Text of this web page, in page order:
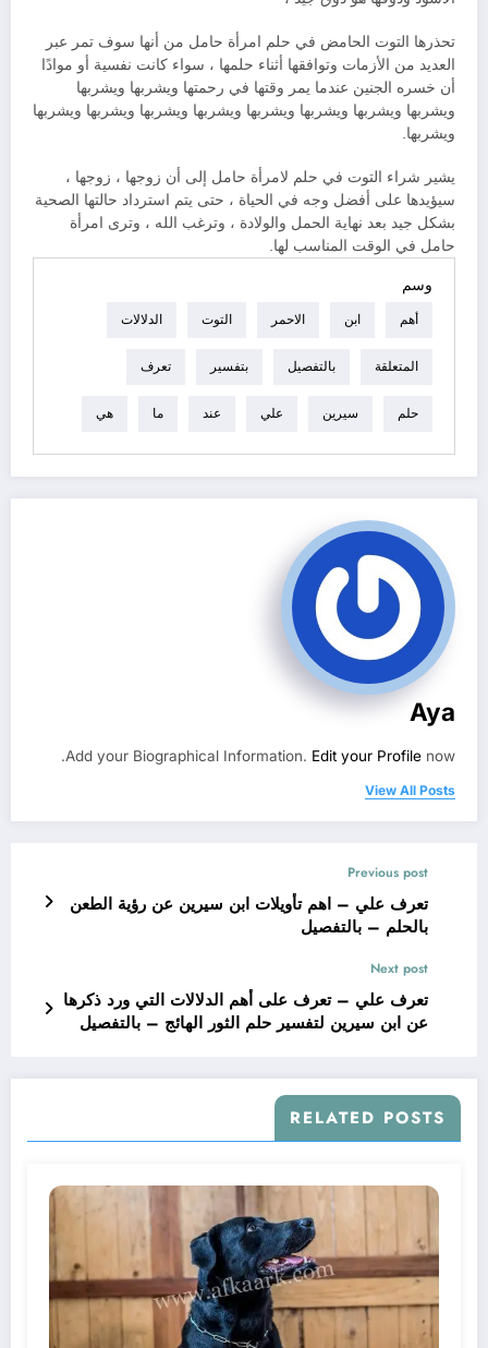
تحذرها التوت الحامض في حلم امرأة حامل من أنها سوف تمر عبر
العديد من الأزمات وتوافقها أثناء حلمها ، سواء كانت نفسية أو موادًا
أن خسره الجنين عندما يمر وقتها في رحمتها ويشربها ويشربها
ويشربها ويشربها ويشربها ويشربها ويشربها ويشربها ويشربها ويشربها
ويشربها.
يشير شراء التوت في حلم لامرأة حامل إلى أن زوجها ، زوجها ،
سيؤيدها على أفضل وجه في الحياة ، حتى يتم استرداد حالتها الصحية
بشكل جيد بعد نهاية الحمل والولادة ، وترغب الله ، وترى امرأة
حامل في الوقت المناسب لها.
وسم
أهم ابن الاحمر التوت الدلالات
المتعلقة بالتفصيل بتفسير تعرف
حلم سيرين علي عند ما هي
Aya
Add your Biographical Information. Edit your Profile now.
View All Posts
Previous post
تعرف علي – اهم تأويلات ابن سيرين عن رؤية الطعن
بالحلم – بالتفصيل
Next post
تعرف علي – تعرف على أهم الدلالات التي ورد ذكرها
عن ابن سيرين لتفسير حلم الثور الهائج – بالتفصيل
RELATED POSTS